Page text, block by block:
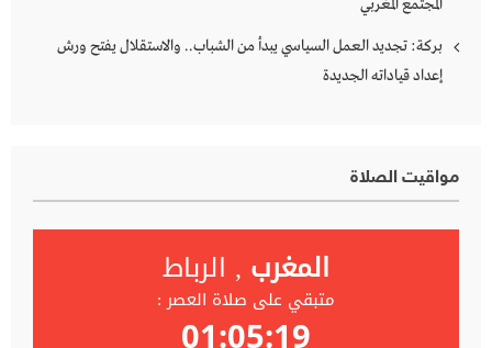
المجتمع المغربي
بركة: تجديد العمل السياسي يبدأ من الشباب.. والاستقلال يفتح ورش
إعداد قياداته الجديدة
مواقيت الصلاة